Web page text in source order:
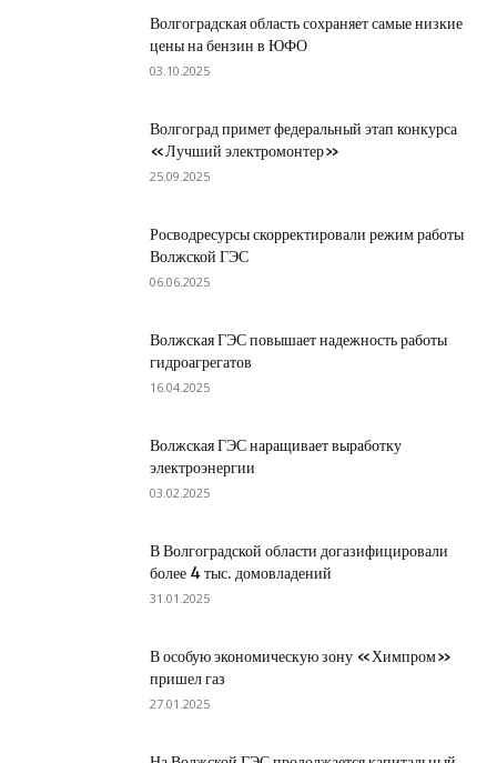
Волгоградская область сохраняет самые низкие
цены на бензин в ЮФО
03.10.2025
Волгоград примет федеральный этап конкурса
«Лучший электромонтер»
25.09.2025
Росводресурсы скорректировали режим работы
Волжской ГЭС
06.06.2025
Волжская ГЭС повышает надежность работы
гидроагрегатов
16.04.2025
Волжская ГЭС наращивает выработку
электроэнергии
03.02.2025
В Волгоградской области догазифицировали
более 4 тыс. домовладений
31.01.2025
В особую экономическую зону «Химпром»
пришел газ
27.01.2025